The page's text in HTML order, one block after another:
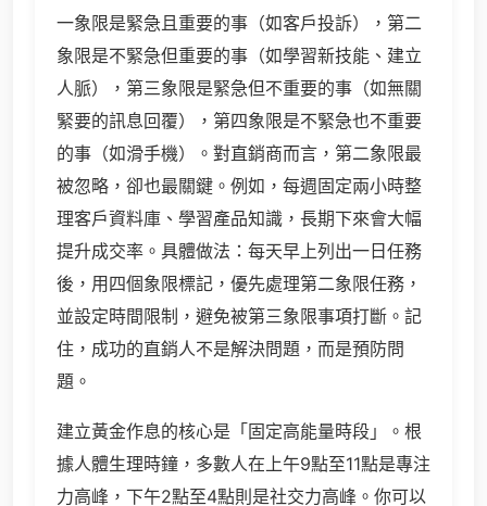
一象限是緊急且重要的事（如客戶投訴），第二
象限是不緊急但重要的事（如學習新技能、建立
人脈），第三象限是緊急但不重要的事（如無關
緊要的訊息回覆），第四象限是不緊急也不重要
的事（如滑手機）。對直銷商而言，第二象限最
被忽略，卻也最關鍵。例如，每週固定兩小時整
理客戶資料庫、學習產品知識，長期下來會大幅
提升成交率。具體做法：每天早上列出一日任務
後，用四個象限標記，優先處理第二象限任務，
並設定時間限制，避免被第三象限事項打斷。記
住，成功的直銷人不是解決問題，而是預防問
題。
建立黃金作息的核心是「固定高能量時段」。根
據人體生理時鐘，多數人在上午9點至11點是專注
力高峰，下午2點至4點則是社交力高峰。你可以